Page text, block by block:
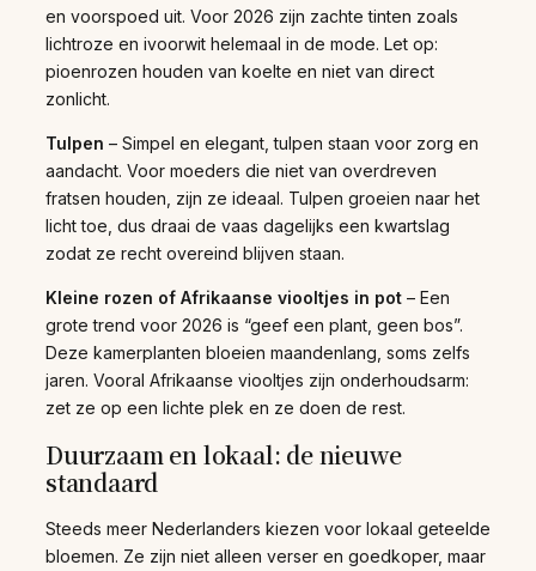
en voorspoed uit. Voor 2026 zijn zachte tinten zoals
lichtroze en ivoorwit helemaal in de mode. Let op:
pioenrozen houden van koelte en niet van direct
zonlicht.
Tulpen – Simpel en elegant, tulpen staan voor zorg en
aandacht. Voor moeders die niet van overdreven
fratsen houden, zijn ze ideaal. Tulpen groeien naar het
licht toe, dus draai de vaas dagelijks een kwartslag
zodat ze recht overeind blijven staan.
Kleine rozen of Afrikaanse viooltjes in pot – Een
grote trend voor 2026 is “geef een plant, geen bos”.
Deze kamerplanten bloeien maandenlang, soms zelfs
jaren. Vooral Afrikaanse viooltjes zijn onderhoudsarm:
zet ze op een lichte plek en ze doen de rest.
Duurzaam en lokaal: de nieuwe
standaard
Steeds meer Nederlanders kiezen voor lokaal geteelde
bloemen. Ze zijn niet alleen verser en goedkoper, maar